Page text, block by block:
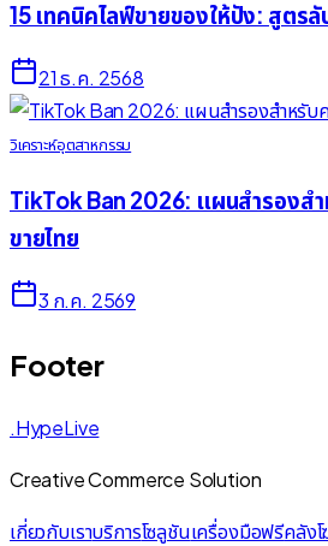
15 เทคนิคไลฟ์ขายของให้ปัง: สูตร
21 ธ.ค. 2568
วิเคราะห์อุตสาหกรรม
TikTok Ban 2026: แผนสำรองส
ขายไทย
3 ก.ค. 2569
Footer
.HypeLive
Creative Commerce Solution
เกี่ยวกับเราบริการโซลูชันเครื่องมือฟรีคลัง